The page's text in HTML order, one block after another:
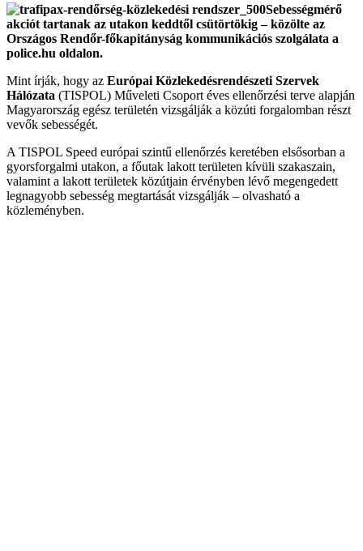
Sebességmérő
akciót tartanak az utakon keddtől csütörtökig – közölte az
Országos Rendőr-főkapitányság kommunikációs szolgálata a
police.hu oldalon.
Mint írják, hogy az Európai Közlekedésrendészeti Szervek
Hálózata (TISPOL) Műveleti Csoport éves ellenőrzési terve alapján
Magyarország egész területén vizsgálják a közúti forgalomban részt
vevők sebességét.
A TISPOL Speed európai szintű ellenőrzés keretében elsősorban a
gyorsforgalmi utakon, a főutak lakott területen kívüli szakaszain,
valamint a lakott területek közútjain érvényben lévő megengedett
legnagyobb sebesség megtartását vizsgálják – olvasható a
közleményben.